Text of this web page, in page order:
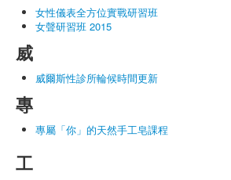
女性儀表全方位實戰研習班
女聲研習班 2015
威
威爾斯性診所輪候時間更新
專
專屬「你」的天然手工皂課程
工